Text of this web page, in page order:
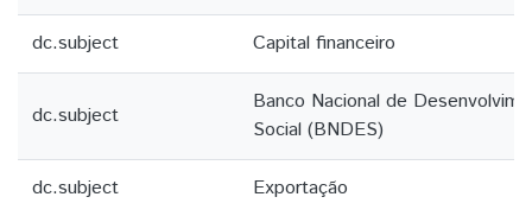
dc.subject Capital financeiro
dc.subject
Banco Nacional de
Social (BNDES)
dc.subject Exportação